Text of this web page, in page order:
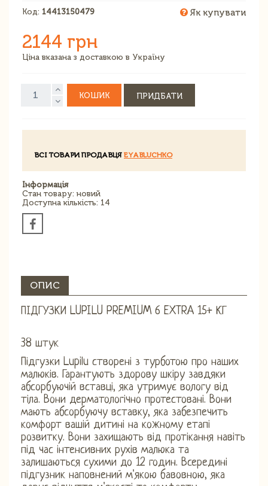
Код: 14413150479 Як купувати
2144 грн
Ціна вказана з доставкою в Україну
КОШИК ПРИДБАТИ
ВСІ ТОВАРИ ПРОДАВЦЯ EYABLUCHKO
Інформація
Стан товару: новий
Доступна кількість: 14
ОПИС
ПІДГУЗКИ LUPILU PREMIUM 6 EXTRA 15+ КГ
38 штук
Підгузки Lupilu створені з турботою про наших
малюків. Гарантують здорову шкіру завдяки
абсорбуючій вставці, яка утримує вологу від
тіла. Вони дерматологічно протестовані. Вони
мають абсорбуючу вставку, яка забезпечить
комфорт вашій дитині на кожному етапі
розвитку. Вони захищають від протікання навіть
під час інтенсивних рухів малюка та
залишаються сухими до 12 годин. Всередині
підгузник наповнений м'якою бавовною, яка